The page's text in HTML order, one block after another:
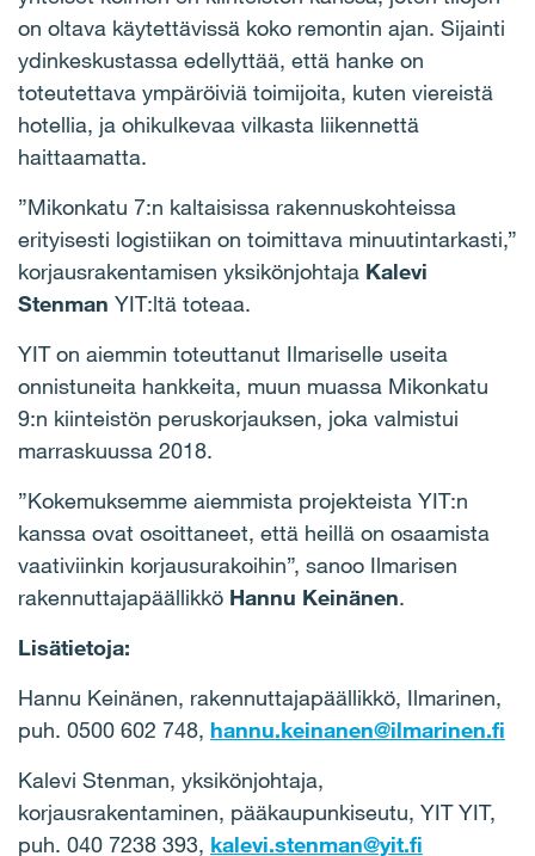
on oltava käytettävissä koko remontin ajan. Sijainti
ydinkeskustassa edellyttää, että hanke on
toteutettava ympäröiviä toimijoita, kuten viereistä
hotellia, ja ohikulkevaa vilkasta liikennettä
haittaamatta.
”Mikonkatu 7:n kaltaisissa rakennuskohteissa
erityisesti logistiikan on toimittava minuutintarkasti,”
korjausrakentamisen yksikönjohtaja Kalevi
Stenman YIT:ltä toteaa.
YIT on aiemmin toteuttanut Ilmariselle useita
onnistuneita hankkeita, muun muassa Mikonkatu
9:n kiinteistön peruskorjauksen, joka valmistui
marraskuussa 2018.
”Kokemuksemme aiemmista projekteista YIT:n
kanssa ovat osoittaneet, että heillä on osaamista
vaativiinkin korjausurakoihin”, sanoo Ilmarisen
rakennuttajapäällikkö Hannu Keinänen.
Lisätietoja:
Hannu Keinänen, rakennuttajapäällikkö, Ilmarinen,
puh. 0500 602 748, hannu.keinanen@ilmarinen.fi
Kalevi Stenman, yksikönjohtaja,
korjausrakentaminen, pääkaupunkiseutu, YIT YIT,
puh. 040 7238 393, kalevi.stenman@yit.fi